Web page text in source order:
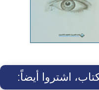
اشتروا أيضاً: